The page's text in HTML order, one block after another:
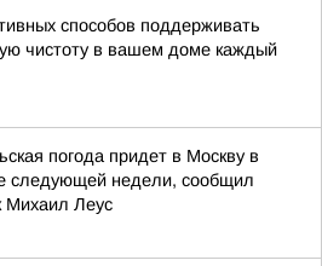
способов поддерживать
чистоту в вашем доме каждый
погода придет в Москву в
следующей недели, сообщил
Михаил Леус